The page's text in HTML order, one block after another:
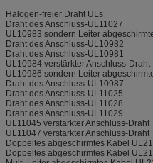
Halogen-freier Draht ULs
Draht des Anschluss-UL11027
UL10983 sondern Leiter
Draht des Anschluss-UL10982
Draht des Anschluss-UL10981
UL10984 verstärkter Anschluss-Draht
UL10986 sondern Leiter
Draht des Anschluss-UL10987
Draht des Anschluss-UL11025
Draht des Anschluss-UL11028
Draht des Anschluss-UL11029
UL11045 verstärkter Anschluss-Draht
UL11047 verstärkter Anschluss-Draht
Doppeltes abgeschirmtes Kabel
Doppeltes abgeschirmtes Kabel